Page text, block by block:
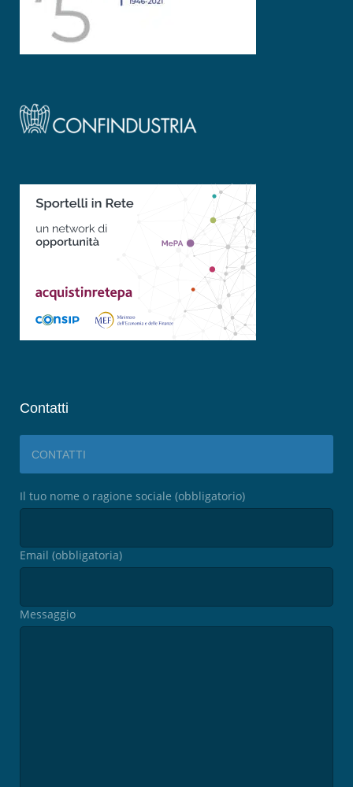
Contatti
CONTATTI
Il tuo nome o ragione sociale (obbligatorio)
Email (obbligatoria)
Messaggio